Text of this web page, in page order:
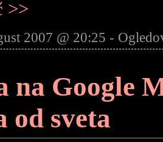
>>
2007 @ 20:25 -
na Google
od sveta